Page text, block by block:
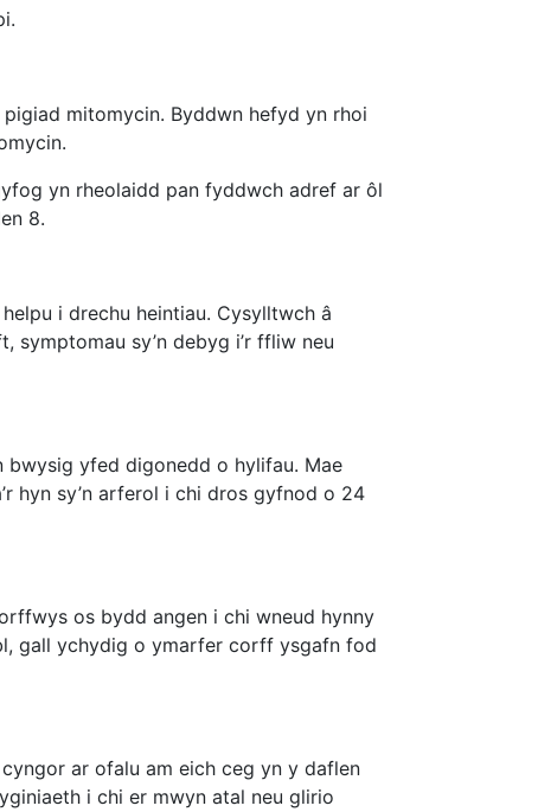
mitomycin. Byddwn hefyd yn rhoi
yn rheolaidd pan fyddwch adref ar ôl
8.
i drechu heintiau. Cysylltwch â
symptomau sy’n debyg i’r ffliw neu
bwysig yfed digonedd o hylifau. Mae
hyn sy’n arferol i chi dros gyfnod o 24
os bydd angen i chi wneud hynny
gall ychydig o ymarfer corff ysgafn fod
ar ofalu am eich ceg yn y daflen
i chi er mwyn atal neu glirio